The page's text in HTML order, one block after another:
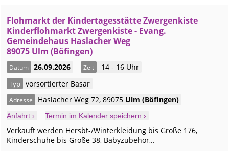
Flohmarkt der Kindertagesstätte Zwergenkiste
Kinderflohmarkt Zwergenkiste - Evang.
Gemeindehaus Haslacher Weg
89075 Ulm (Böfingen)
Datum 26.09.2026 Zeit 14 - 16 Uhr
Typ vorsortierter Basar
Adresse Haslacher Weg 72,89075 Ulm(Böfingen)
Anfahrt › Termin im Kalender speichern ›
Verkauft werden Hersbt-/Winterkleidung bis Größe 176,
Kinderschuhe bis Größe 38, Babyzubehör,..